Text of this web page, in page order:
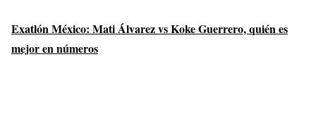
Exatlón México: Mati Álvarez vs Koke Guerrero, quién es
mejor en números